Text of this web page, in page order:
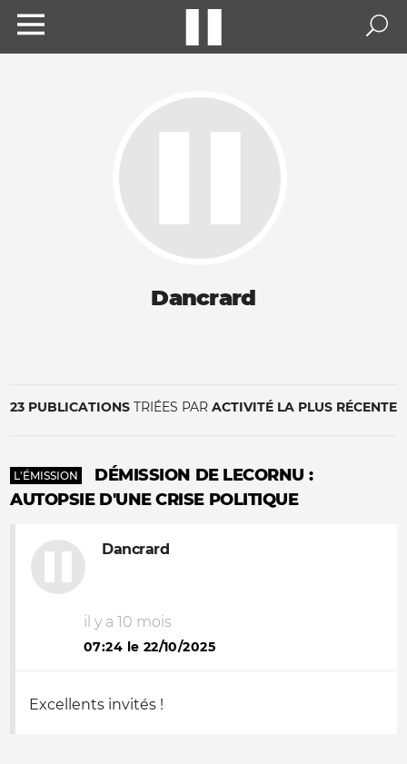
Dancrard
23 PUBLICATIONS TRIÉES PAR ACTIVITÉ LA PLUS RÉCENTE
L'ÉMISSION
DÉMISSION DE LECORNU :
AUTOPSIE D'UNE CRISE POLITIQUE
Dancrard
il y a 10 mois
07:24 le 22/10/2025
Excellents invités !